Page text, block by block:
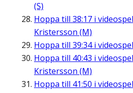
(S)
Hoppa till 38:17 i
Kristersson (M)
Hoppa till 39:34i
Hoppa till 40:43 i
Kristersson (M)
Hoppa till 41:50 i